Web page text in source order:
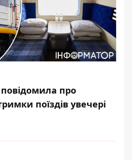
про
поїздів увечері